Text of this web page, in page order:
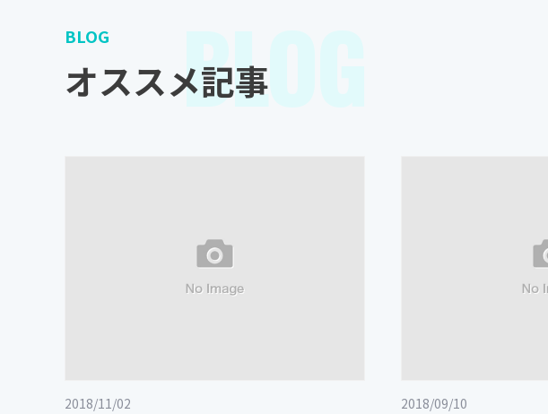
BLOG
オススメ記事
BLOG
2018/11/02 2018/09/10